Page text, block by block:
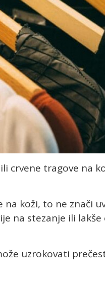
crvene tragove na
koži, to ne znači
na stezanje ili
uzrokovati